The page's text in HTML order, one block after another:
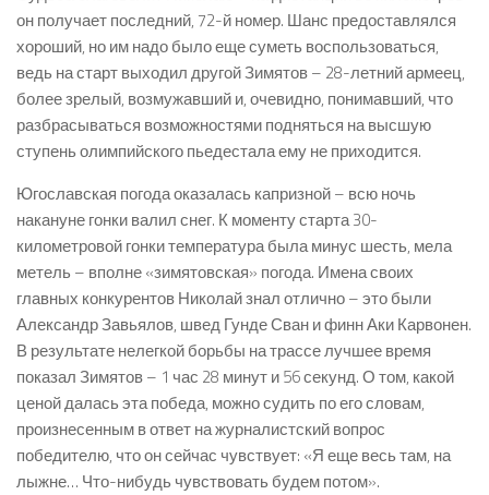
он получает последний, 72-й номер. Шанс предоставлялся
хороший, но им надо было еще суметь воспользоваться,
ведь на старт выходил другой Зимятов – 28-летний армеец,
более зрелый, возмужавший и, очевидно, понимавший, что
разбрасываться возможностями подняться на высшую
ступень олимпийского пьедестала ему не приходится.
Югославская погода оказалась капризной – всю ночь
накануне гонки валил снег. К моменту старта 30-
километровой гонки температура была минус шесть, мела
метель – вполне «зимятовская» погода. Имена своих
главных конкурентов Николай знал отлично – это были
Александр Завьялов, швед Гунде Сван и финн Аки Карвонен.
В результате нелегкой борьбы на трассе лучшее время
показал Зимятов – 1 час 28 минут и 56 секунд. О том, какой
ценой далась эта победа, можно судить по его словам,
произнесенным в ответ на журналистский вопрос
победителю, что он сейчас чувствует: «Я еще весь там, на
лыжне… Что-нибудь чувствовать будем потом».